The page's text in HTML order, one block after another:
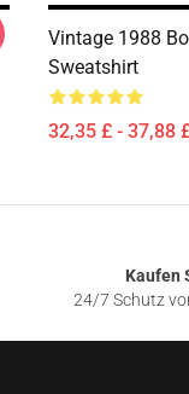
Vintage 1988
Sweatshirt
32,35 £ - 37,88
Kaufen
24/7 Schutz